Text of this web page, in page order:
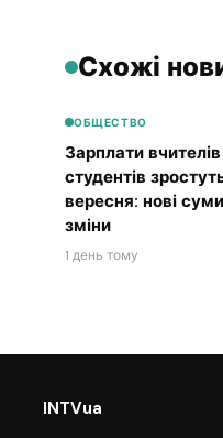
Схожі
ОБЩЕСТВО
Зарплати вчителів
студентів
вересня: нові
зміни
1 день тому
INTVua